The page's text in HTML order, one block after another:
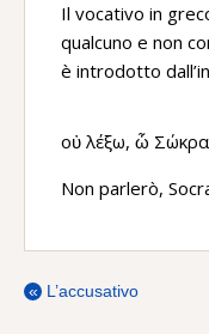
Il vocativo in
qualcuno e non
è introdotto
οὐ λέξω, ὦ
Non parlerò,
« L’accusativo